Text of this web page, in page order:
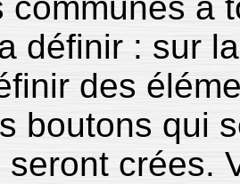
définir : sur
des
boutons qui
seront crées.